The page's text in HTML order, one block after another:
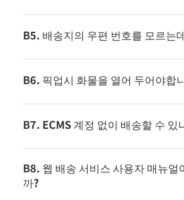
ECMS 스탠다드 익스프레스의 발송 취
「MY ECMS+」 의 발송 상세내의 「
을 클릭해 주세요.덧붙여 화물의 상태
소를 받을 수 없는 경우가 있습니다.
B5. 배송지의 우편 번호를 모르는
우편 번호를 모르는 경우 배송을받을
고스럽지만, 신고처국의 우체국 공식
참조해, 올바른 우편 번호를 기입해 주
립니다.덧붙여 잘못된 우편 번호, 불완
로의 출하는, 오배송, 지연의 원인이 되
분히 주의해 주십시오.※신고처가 홍콩
편 번호는 자동으로 설정되므로, 기입
다.
B6. 픽업시 화물을 열어 두어야합
개봉할 필요는 없습니다. 포장이 완료
해 주십시오.당사에서의 수탁 내용 점
사로 개봉하는 경우가 있습니다만,
지고 봉을 해 발송합니다. 단, 포장이
송에 견딜 수 없다고 판단한 경우는 고
취소 처리되어 화물은 반환이 되므로
오. ※반납은 수취인 지불로의 발송이 됩
B7. ECMS 계정 없이 배송할 수 있
ECMS 계정 없이도 배송이 가능합니다
프레스의 계정 등록을 한 후에 이용되
의 기능을 이용할 수 있으므로 꼭 이용
B8. 웹 배송 서비스 사용자 매뉴얼
까?